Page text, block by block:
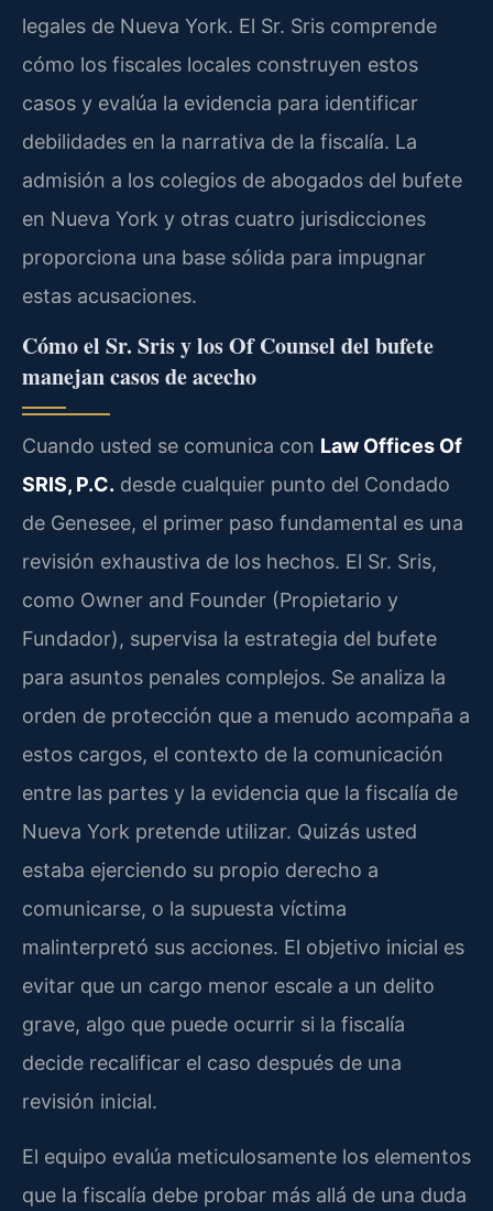
legales de Nueva York. El Sr. Sris comprende
cómo los fiscales locales construyen estos
casos y evalúa la evidencia para identificar
debilidades en la narrativa de la fiscalía. La
admisión a los colegios de abogados del bufete
en Nueva York y otras cuatro jurisdicciones
proporciona una base sólida para impugnar
estas acusaciones.
Cómo el Sr. Sris y losOf Counsel del bufete
manejan casos de acecho
Cuando usted se comunica con Law Offices Of
SRIS, P.C. desde cualquier punto del Condado
de Genesee, el primer paso fundamental es una
revisión exhaustiva de los hechos. El Sr. Sris,
como Owner and Founder (Propietario y
Fundador), supervisa la estrategia del bufete
para asuntos penales complejos. Se analiza la
orden de protección que a menudo acompaña a
estos cargos, el contexto de la comunicación
entre las partes y la evidencia que la fiscalía de
Nueva York pretende utilizar. Quizás usted
estaba ejerciendo su propio derecho a
comunicarse, o la supuesta víctima
malinterpretó sus acciones. El objetivo inicial es
evitar que un cargo menor escale a un delito
grave, algo que puede ocurrir si la fiscalía
decide recalificar el caso después de una
revisión inicial.
El equipo evalúa meticulosamente los elementos
que la fiscalía debe probar más allá de una duda